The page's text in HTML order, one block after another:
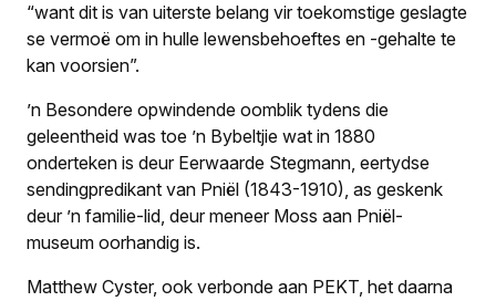
“want dit is van uiterste belang vir toekomstige geslagte
se vermoë om in hulle lewensbehoeftes en -gehalte te
kan voorsien”.
’n Besondere opwindende oomblik tydens die
geleentheid was toe ’n Bybeltjie wat in 1880
onderteken is deur Eerwaarde Stegmann, eertydse
sendingpredikant van Pniël (1843-1910), as geskenk
deur ’n familie-lid, deur meneer Moss aan Pniël-
museum oorhandig is.
Matthew Cyster, ook verbonde aan PEKT, het daarna